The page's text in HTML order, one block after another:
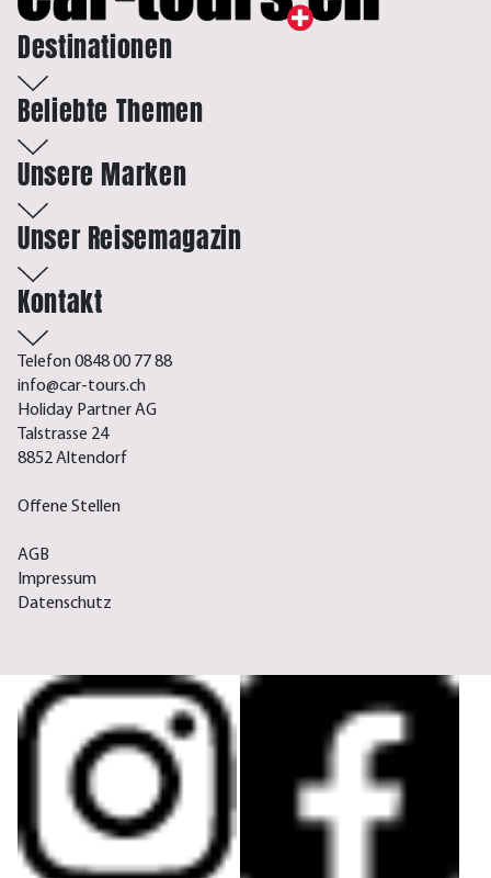
Destinationen
Beliebte Themen
Unsere Marken
Unser Reisemagazin
Kontakt
Telefon 0848 00 77 88
info@car-tours.ch
Holiday Partner AG
Talstrasse 24
8852 Altendorf
Offene Stellen
AGB
Impressum
Datenschutz